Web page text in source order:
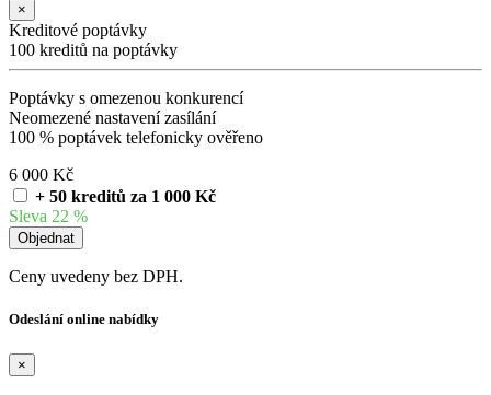
×
Kreditové poptávky
100 kreditů na poptávky
Poptávky s omezenou konkurencí
Neomezené nastavení zasílání
100 % poptávek telefonicky ověřeno
6 000 Kč
+ 50 kreditů za 1 000 Kč
Sleva 22 %
Ceny uvedeny bez DPH.
Odeslání online nabídky
×